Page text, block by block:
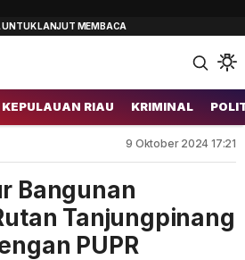
KEPULAUAN RIAU KRIMINAL
9 Oktober 2024 17:21
Bangunan
Tanjungpinang
PUPR